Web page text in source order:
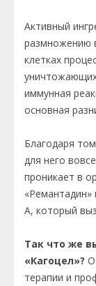
Активный
размножению
клетках
иммунная
основная
Благодаря
для него
проникает в
А, который
Так что же
«Кагоцел»?
терапии и